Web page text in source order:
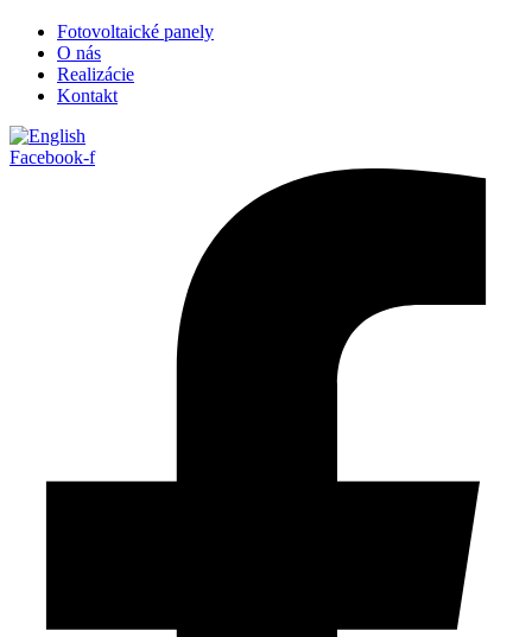
Fotovoltaické panely
O nás
Realizácie
Kontakt
Facebook-f